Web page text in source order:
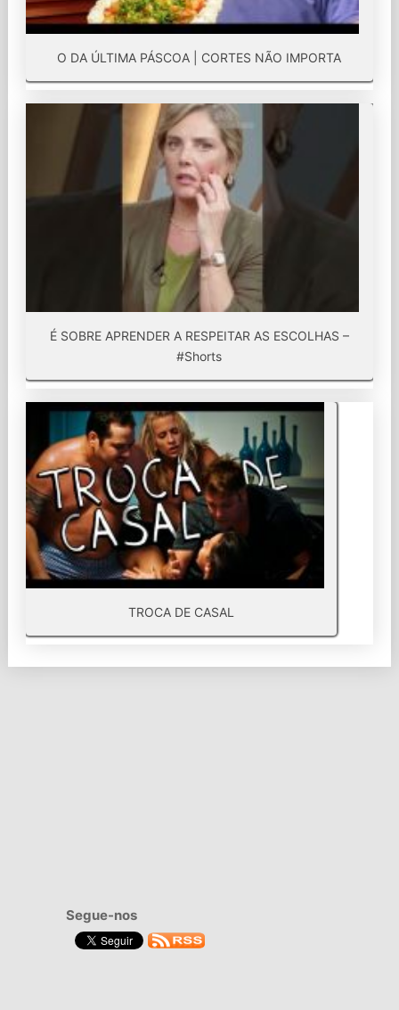
O DA ÚLTIMA PÁSCOA | CORTES NÃO IMPORTA
É SOBRE APRENDER A RESPEITAR AS ESCOLHAS –
#Shorts
TROCA DE CASAL
Segue-nos